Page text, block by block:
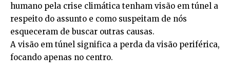
humano pela crise climática tenham visão em túnel a
respeito do assunto e como suspeitam de nós
esqueceram de buscar outras causas.
A visão em túnel significa a perda da visão periférica,
focando apenas no centro.